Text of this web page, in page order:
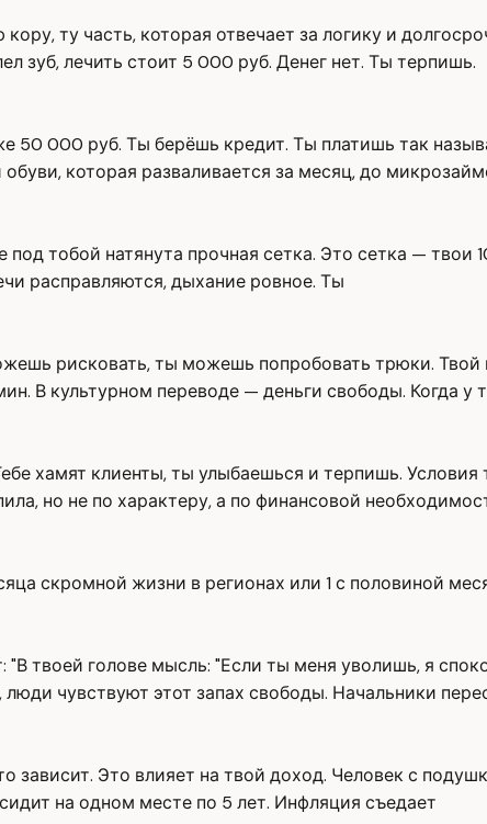
ту часть, которая отвечает за логику и
зуб, лечить стоит 5 000 руб. Денег нет. Ты терпишь.
50 000 руб. Ты берёшь кредит. Ты платишь так
которая разваливается за месяц, до
под тобой натянута прочная сетка. Это сетка —
расправляются, дыхание ровное. Ты
рисковать, ты можешь попробовать трюки.
В культурном переводе — деньги свободы. Когда у
хамят клиенты, ты улыбаешься и терпишь.
но не по характеру, а по финансовой
скромной жизни в регионах или 1 с половиной
твоей голове мысль: "Если ты меня уволишь, я
чувствуют этот запах свободы. Начальники
зависит. Это влияет на твой доход. Человек с
на одном месте по 5 лет. Инфляция съедает